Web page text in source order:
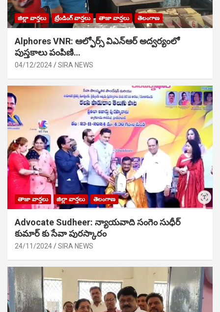
జిల్లా వార్తలు ట్రేండింగ్ వార్తలు తాజా వార్తలు తెలంగాణ
Alphores VNR: ఆల్ఫోర్స్ విఎన్ఆర్ అద్వర్యంలో
పుస్తకాలు పంపిణి…
04/12/2024 SIRA NEWS
తాజా వార్తలు జిల్లా వార్తలు తెలంగాణ
Advocate Sudheer: న్యాయవాది సంగెం సుధీర్
కుమార్ కు సేవా పురస్కారం
24/11/2024 SIRA NEWS